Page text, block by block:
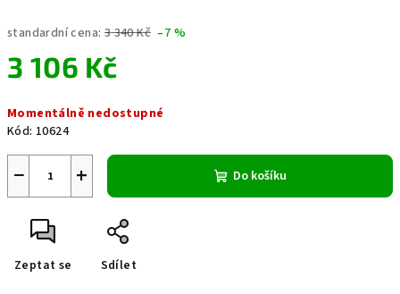
standardní cena: 3 340 Kč –7 %
3 106 Kč
cena:
Momentálně nedostupné
Kód: 10624
+
− Do košíku
Zeptat se Sdílet